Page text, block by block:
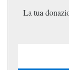
La tua